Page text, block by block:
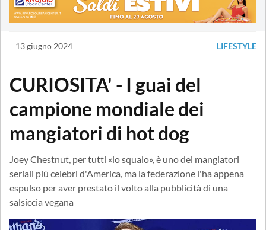
13 giugno 2024 LIFESTYLE
CURIOSITA' - I guai del
campione mondiale dei
mangiatori di hot dog
Joey Chestnut, per tutti «lo squalo», è uno dei mangiatori
seriali più celebri d'America, ma la federazione l'ha appena
espulso per aver prestato il volto alla pubblicità di una
salsiccia vegana